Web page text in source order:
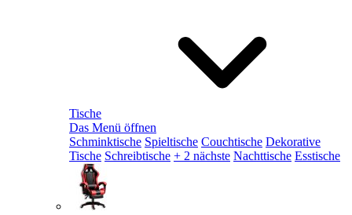
Tische
Das Menü öffnen
Schminktische Spieltische Couchtische Dekorative
Tische Schreibtische + 2 nächste Nachttische Esstische